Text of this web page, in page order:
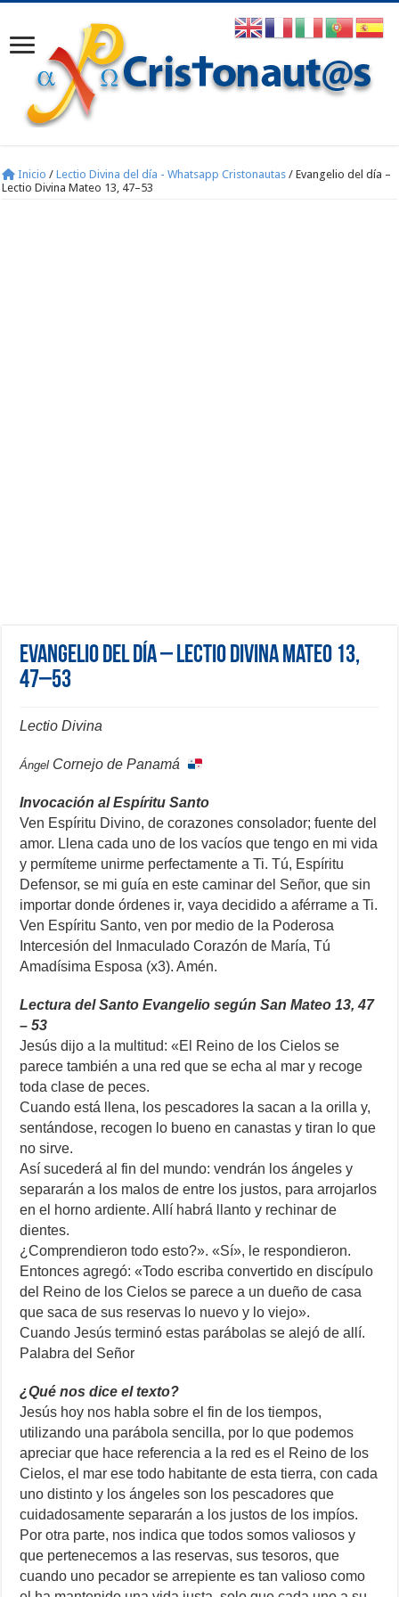
Inicio / Lectio Divina del día - Whatsapp Cristonautas / Evangelio del día –
Lectio Divina Mateo 13, 47–53
Evangelio del día – Lectio Divina Mateo 13,
47–53
Lectio Divina
Ángel Cornejo de Panamá
Invocación al Espíritu Santo
Ven Espíritu Divino, de corazones consolador; fuente del
amor. Llena cada uno de los vacíos que tengo en mi vida
y permíteme unirme perfectamente a Ti. Tú, Espíritu
Defensor, se mi guía en este caminar del Señor, que sin
importar donde órdenes ir, vaya decidido a aférrame a Ti.
Ven Espíritu Santo, ven por medio de la Poderosa
Intercesión del Inmaculado Corazón de María, Tú
Amadísima Esposa (x3). Amén.
Lectura del Santo Evangelio según San Mateo 13, 47
– 53
Jesús dijo a la multitud: «El Reino de los Cielos se
parece también a una red que se echa al mar y recoge
toda clase de peces.
Cuando está llena, los pescadores la sacan a la orilla y,
sentándose, recogen lo bueno en canastas y tiran lo que
no sirve.
Así sucederá al fin del mundo: vendrán los ángeles y
separarán a los malos de entre los justos, para arrojarlos
en el horno ardiente. Allí habrá llanto y rechinar de
dientes.
¿Comprendieron todo esto?». «Sí», le respondieron.
Entonces agregó: «Todo escriba convertido en discípulo
del Reino de los Cielos se parece a un dueño de casa
que saca de sus reservas lo nuevo y lo viejo».
Cuando Jesús terminó estas parábolas se alejó de allí.
Palabra del Señor
¿Qué nos dice el texto?
Jesús hoy nos habla sobre el fin de los tiempos,
utilizando una parábola sencilla, por lo que podemos
apreciar que hace referencia a la red es el Reino de los
Cielos, el mar ese todo habitante de esta tierra, con cada
uno distinto y los ángeles son los pescadores que
cuidadosamente separarán a los justos de los impíos.
Por otra parte, nos indica que todos somos valiosos y
que pertenecemos a las reservas, sus tesoros, que
cuando uno pecador se arrepiente es tan valioso como